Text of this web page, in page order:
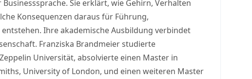
Sie erklärt, wie Gehirn, Verhalten
Konsequenzen daraus für Führung,
Ihre akademische Ausbildung verbindet
Franziska Brandmeier studierte
Universität, absolvierte einen Master in
University of London, und einen weiteren Master